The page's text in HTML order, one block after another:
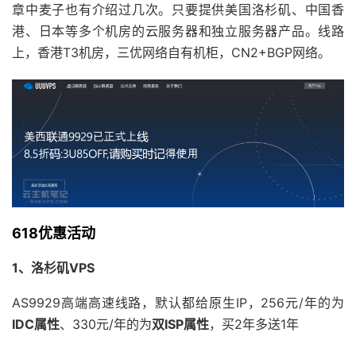
章中麦子也有介绍过几次。只要提供美国洛杉矶、中国香
港、日本等多个机房的云服务器和独立服务器产品。线路
上，香港T3机房，三优网络自有机柜，CN2+BGP网络。
618优惠活动
1、洛杉矶VPS
AS9929高端高速线路，默认都给原生IP，256元/年的为
IDC属性、330元/年的为双ISP属性，买2年多送1年